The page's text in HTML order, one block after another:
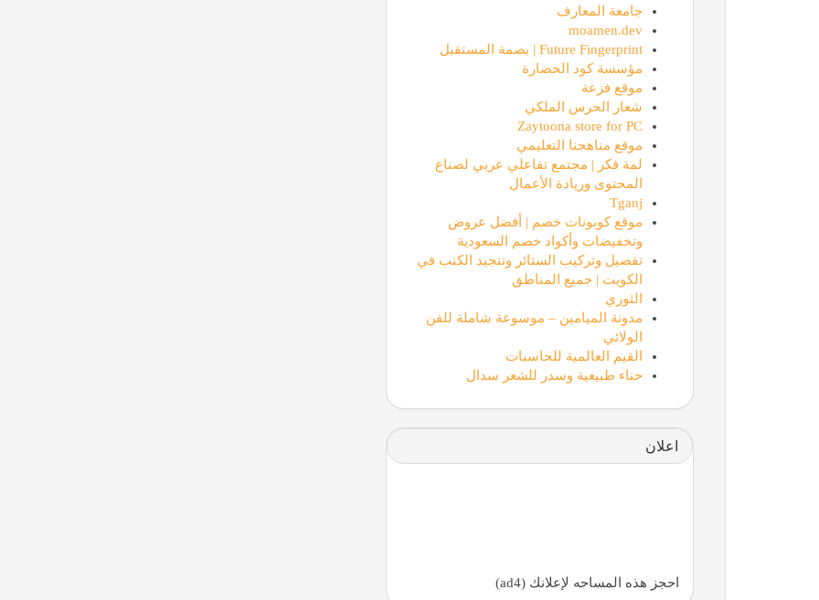
جامعة المعارف
moamen.dev
Future Fingerprint | بصمة المستقبل
مؤسسة كود الحضارة
موقع فزعة
شعار الحرس الملكي
Zaytoona store for PC
موقع مناهجنا التعليمي
لمة فكر | مجتمع تفاعلي عربي لصناع
المحتوى وريادة الأعمال
Tganj
موقع كوبونات خصم | أفضل عروض
وتخفيضات وأكواد خصم السعودية
تفصيل وتركيب الستائر وتنجيد الكنب في
الكويت | جميع المناطق
الثوري
مدونة الميامين – موسوعة شاملة للفن
الولائي
القيم العالمية للحاسبات
حناء طبيعية وسدر للشعر سدال
اعلان
احجز هذه المساحه لإعلانك (ad4)